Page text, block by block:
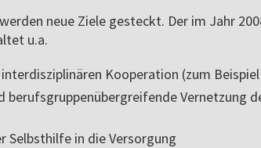
neue Ziele gesteckt. Der im Jahr
u.a.
interdisziplinären Kooperation (zum
berufsgruppenübergreifende Vernetzung
Selbsthilfe in die Versorgung